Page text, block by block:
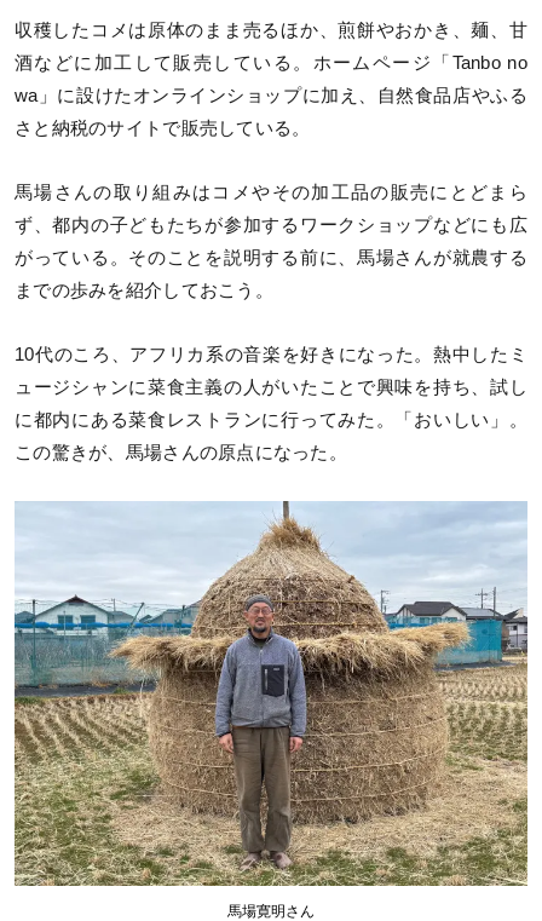
収穫したコメは原体のまま売るほか、煎餅やおかき、麺、甘
酒などに加工して販売している。ホームページ「Tanbo no
wa」に設けたオンラインショップに加え、自然食品店やふる
さと納税のサイトで販売している。
馬場さんの取り組みはコメやその加工品の販売にとどまら
ず、都内の子どもたちが参加するワークショップなどにも広
がっている。そのことを説明する前に、馬場さんが就農する
までの歩みを紹介しておこう。
10代のころ、アフリカ系の音楽を好きになった。熱中したミ
ュージシャンに菜食主義の人がいたことで興味を持ち、試し
に都内にある菜食レストランに行ってみた。「おいしい」。
この驚きが、馬場さんの原点になった。
馬場寛明さん